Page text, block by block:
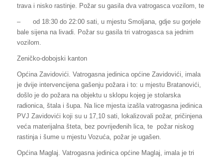
trava i nisko rastinje. Požar su gasila dva vatrogasca vozilom, te
–
od 18:30 do 22:00 sati, u mjestu Smoljana, gdje su gorjele
bale sijena na livadi. Požar su gasila tri vatrogasca sa jednim
vozilom.
Zeničko-dobojski kanton
Općina Zavidovići. Vatrogasna jedinica općine Zavidovići, imala
je dvije intervencijena gašenju požara i to: u mjestu Bratanovići,
došlo je do požara na objektu u sklopu kojeg je stolarska
radionica, štala i šupa. Na lice mjesta izašla vatrogasna jedinica
PVJ Zavidovići koji su u 17,10 sati, lokalizovali požar, pričinjena
veća materijalna šteta, bez povrijeđenih lica, te požar niskog
rastinja i šume u mjestu Vozuća, požar je ugašen.
Općina Maglaj. Vatrogasna jedinica općine Maglaj, imala je tri